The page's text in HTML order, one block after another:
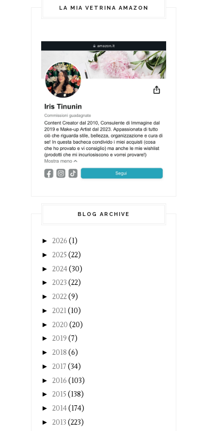
LA MIA VETRINA AMAZON
BLOG ARCHIVE
► 2026 (1)
► 2025 (22)
► 2024(30)
► 2023 (22)
► 2022(9)
► 2021(10)
► 2020 (20)
► 2019 (7)
► 2018 (6)
► 2017 (34)
► 2016 (103)
► 2015 (138)
► 2014(174)
► 2013 (223)